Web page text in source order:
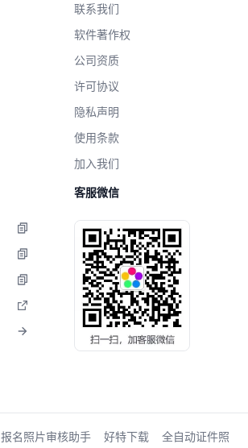
联系我们
软件著作权
公司资质
许可协议
隐私声明
使用条款
加入我们
客服微信
报名照片审核助手 好特下载 全自动证件照